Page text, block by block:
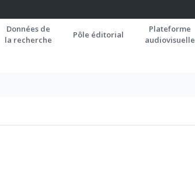
Données de
la recherche
Pôle éditorial
Plateforme
audiovisuelle